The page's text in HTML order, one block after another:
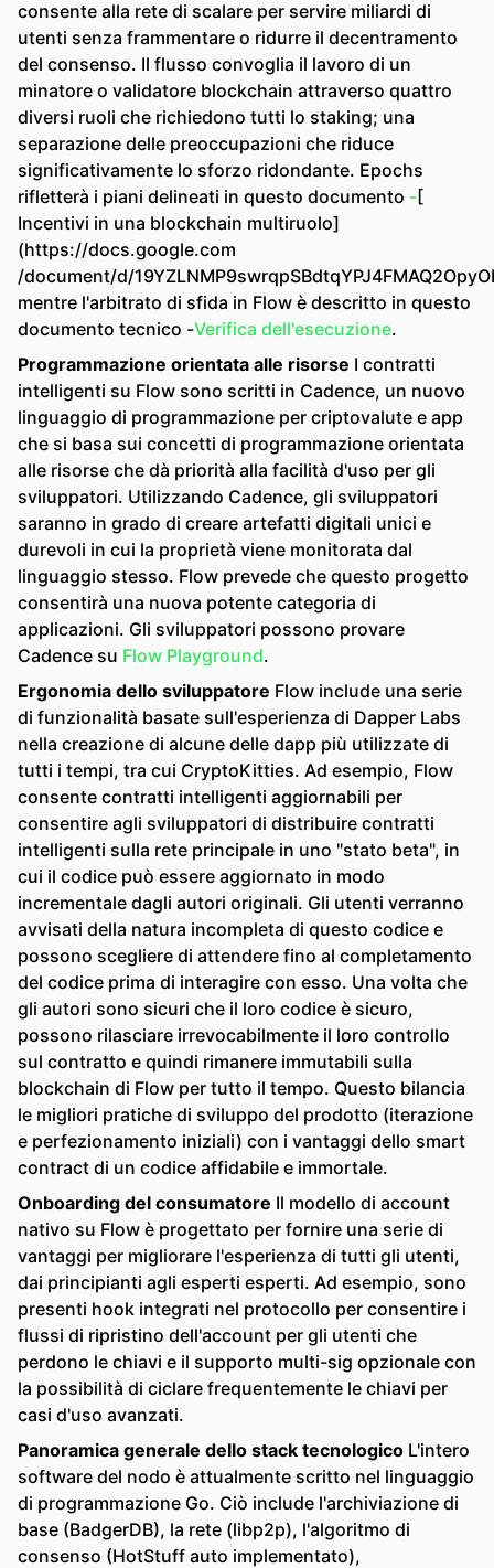
consente alla rete di scalare per servire miliardi di
utenti senza frammentare o ridurre il decentramento
del consenso. Il flusso convoglia il lavoro di un
minatore o validatore blockchain attraverso quattro
diversi ruoli che richiedono tutti lo staking; una
separazione delle preoccupazioni che riduce
significativamente lo sforzo ridondante. Epochs
rifletterà i piani delineati in questo documento -[
Incentivi in ​​una blockchain multiruolo]
(https://docs.google.com
/document/d/
mentre l'arbitrato di sfida in Flow è descritto in questo
documento tecnico -Verifica dell'esecuzione.
Programmazione orientata alle risorse I contratti
intelligenti su Flow sono scritti in Cadence, un nuovo
linguaggio di programmazione per criptovalute e app
che si basa sui concetti di programmazione orientata
alle risorse che dà priorità alla facilità d'uso per gli
sviluppatori. Utilizzando Cadence, gli sviluppatori
saranno in grado di creare artefatti digitali unici e
durevoli in cui la proprietà viene monitorata dal
linguaggio stesso. Flow prevede che questo progetto
consentirà una nuova potente categoria di
applicazioni. Gli sviluppatori possono provare
Cadence su Flow Playground.
Ergonomia dello sviluppatore Flow include una serie
di funzionalità basate sull'esperienza di Dapper Labs
nella creazione di alcune delle dapp più utilizzate di
tutti i tempi, tra cui CryptoKitties. Ad esempio, Flow
consente contratti intelligenti aggiornabili per
consentire agli sviluppatori di distribuire contratti
intelligenti sulla rete principale in uno "stato beta", in
cui il codice può essere aggiornato in modo
incrementale dagli autori originali. Gli utenti verranno
avvisati della natura incompleta di questo codice e
possono scegliere di attendere fino al completamento
del codice prima di interagire con esso. Una volta che
gli autori sono sicuri che il loro codice è sicuro,
possono rilasciare irrevocabilmente il loro controllo
sul contratto e quindi rimanere immutabili sulla
blockchain di Flow per tutto il tempo. Questo bilancia
le migliori pratiche di sviluppo del prodotto (iterazione
e perfezionamento iniziali) con i vantaggi dello smart
contract di un codice affidabile e immortale.
Onboarding del consumatore Il modello di account
nativo su Flow è progettato per fornire una serie di
vantaggi per migliorare l'esperienza di tutti gli utenti,
dai principianti agli esperti esperti. Ad esempio, sono
presenti hook integrati nel protocollo per consentire i
flussi di ripristino dell'account per gli utenti che
perdono le chiavi e il supporto multi-sig opzionale con
la possibilità di ciclare frequentemente le chiavi per
casi d'uso avanzati.
Panoramica generale dello stack tecnologico L'intero
software del nodo è attualmente scritto nel linguaggio
di programmazione Go. Ciò include l'archiviazione di
base (BadgerDB), la rete (libp2p), l'algoritmo di
consenso (HotStuff auto implementato),